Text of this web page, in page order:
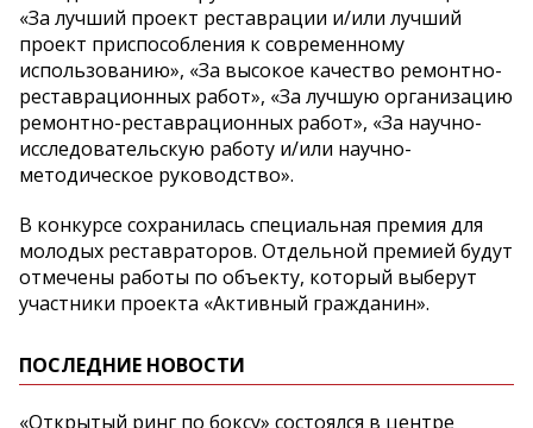
«За лучший проект реставрации и/или лучший
проект приспособления к современному
использованию», «За высокое качество ремонтно-
реставрационных работ», «За лучшую организацию
ремонтно-реставрационных работ», «За научно-
исследовательскую работу и/или научно-
методическое руководство».
В конкурсе сохранилась специальная премия для
молодых реставраторов. Отдельной премией будут
отмечены работы по объекту, который выберут
участники проекта «Активный гражданин».
ПОСЛЕДНИЕ НОВОСТИ
«Открытый ринг по боксу» состоялся в центре